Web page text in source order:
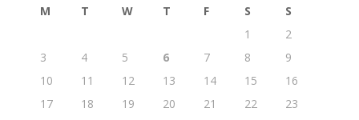
M T W T F S
S
1
2
3
4 5 6 7 8
9
10
11 12 13 14 15
16
17
18 19 20 21 22
23